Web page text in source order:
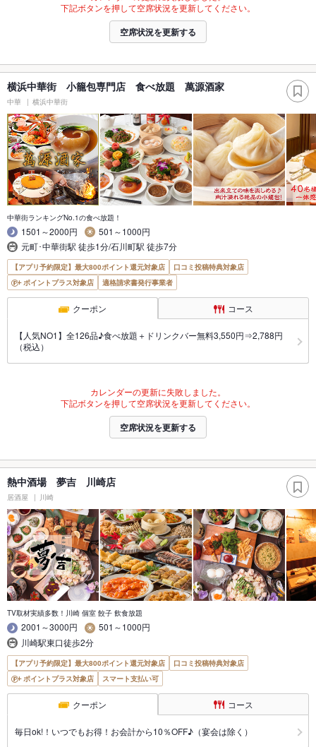
下記ボタンを押して空席状況を更新してください。
空席状況を更新する
横浜中華街 小籠包専門店 食べ放題 萬源酒家
中華 横浜中華街
中華街ランキングNo.1の食べ放題！
1501～2000円
501～1000円
元町･中華街駅 徒歩1分/石川町駅 徒歩7分
【アプリ予約限定】最大800ポイント還元対象店
口コミ投稿特典対象店
ポイントプラス対象店
適格請求書発行事業者
クーポン コース
【人気NO1】全126品♪食べ放題＋ドリンクバー無料3,550円⇒2,788円
（税込）
カレンダーの更新に失敗しました。
下記ボタンを押して空席状況を更新してください。
空席状況を更新する
熱中酒場 夢吉 川崎店
居酒屋 川崎
TV取材実績多数！川崎 個室 餃子 飲食放題
2001～3000円
501～1000円
川崎駅東口徒歩2分
【アプリ予約限定】最大800ポイント還元対象店
口コミ投稿特典対象店
ポイントプラス対象店
スマート支払い可
クーポン コース
毎日ok!！いつでもお得！お会計から10％OFF♪（宴会は除く）